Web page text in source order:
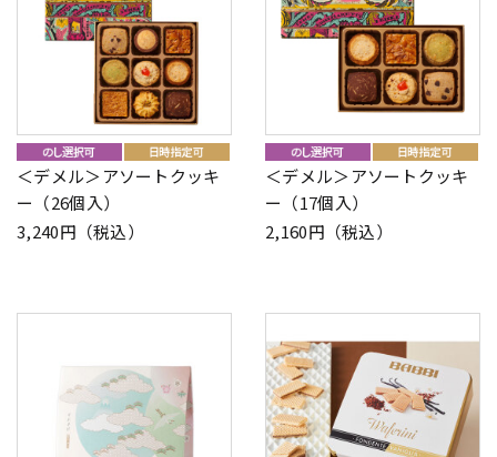
＜デメル＞アソートクッキ
ー（26個入）
3,240円（税込）
＜デメル＞アソートクッキ
ー（17個入）
2,160円（税込）